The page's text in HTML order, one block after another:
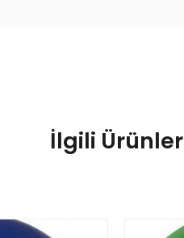
İlgili Ürünler